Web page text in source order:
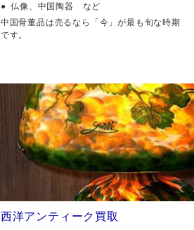
仏像、中国陶器 など
中国骨董品は売るなら「今」が最も旬な時期
です。
西洋アンティーク買取